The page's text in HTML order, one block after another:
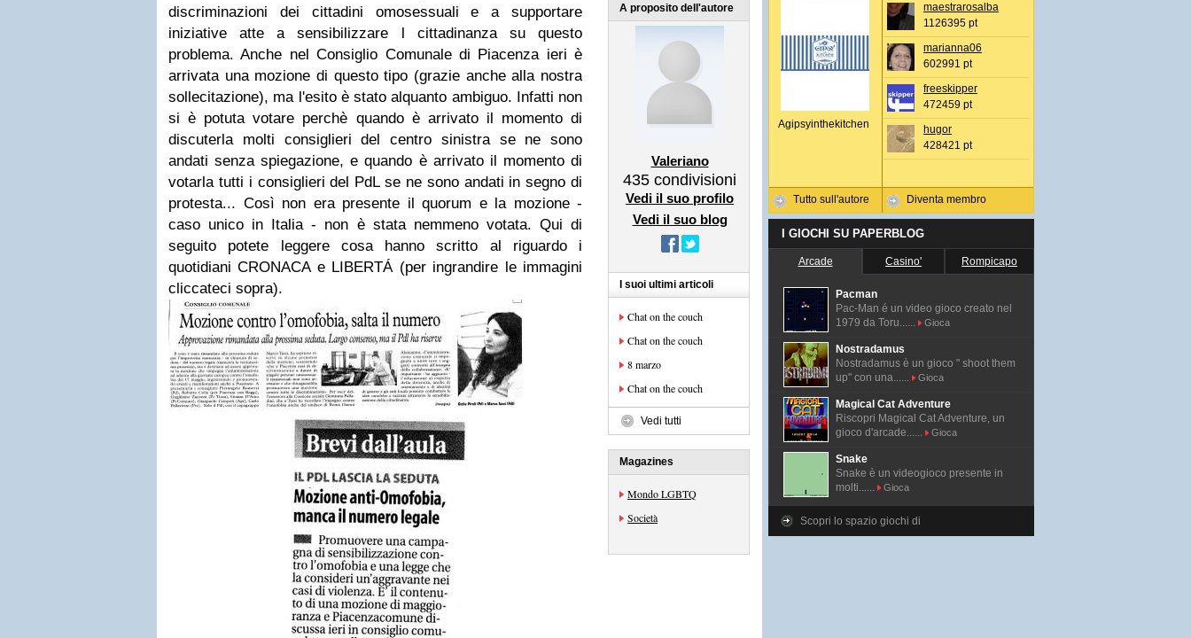
discriminazioni dei cittadini omosessuali e a supportare
iniziative atte a sensibilizzare l cittadinanza su questo
problema. Anche nel Consiglio Comunale di Piacenza ieri è
arrivata una mozione di questo tipo (grazie anche alla nostra
sollecitazione), ma l'esito è stato alquanto ambiguo. Infatti non
si è potuta votare perchè quando è arrivato il momento di
discuterla molti consiglieri del centro sinistra se ne sono
andati senza spiegazione, e quando è arrivato il momento di
votarla tutti i consiglieri del PdL se ne sono andati in segno di
protesta... Così non era presente il quorum e la mozione -
caso unico in Italia - non è stata nemmeno votata. Qui di
seguito potete leggere cosa hanno scritto al riguardo i
quotidiani CRONACA e LIBERTÁ (per ingrandire le immagini
cliccateci sopra).
A proposito dell'autore
Valeriano
435 condivisioni
Vedi il suo profilo
Vedi il suo blog
I suoi ultimi articoli
Chat on the couch
Chat on the couch
8 marzo
Chat on the couch
Vedi tutti
Magazines
Mondo LGBTQ
Società
Agipsyinthekitchen
Tutto sull'autore
maestrarosalba
1126395 pt
marianna06
602991 pt
freeskipper
472459 pt
hugor
428421 pt
Diventa membro
I GIOCHI SU PAPERBLOG
Arcade Casino' Rompicapo
Pacman
Pac-Man é un video gioco creato nel
1979 da Toru......
Gioca
Nostradamus
Nostradamus è un gioco " shoot them
up" con una......
Gioca
Magical Cat Adventure
Riscopri Magical Cat Adventure, un
gioco d'arcade......
Gioca
Snake
Snake è un videogioco presente in
molti......
Gioca
Scopri lo spazio giochi di